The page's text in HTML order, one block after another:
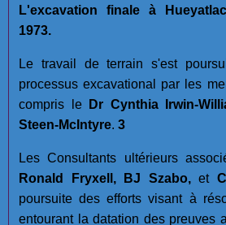
L'excavation finale à
1973.
Le travail de terrain s'est
processus excavational par les
compris le
Dr Cynthia Irwin-
Steen-McIntyre. 3
Les Consultants ultérieurs
Ronald Fryxell, BJ Szabo, et
poursuite des efforts visant à
entourant la datation des preuves